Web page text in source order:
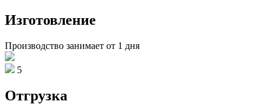
Изготовление
Производство занимает от 1 дня
5
Отгрузка